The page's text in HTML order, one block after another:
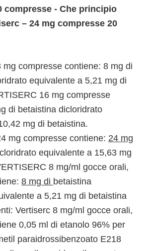
compresse - Che principio
– 24 mg compresse 20
mg compresse contiene: 8 mg di
equivalente a 5,21 mg di
16 mg compresse
di betaistina dicloridrato
mg di betaistina.
mg compresse contiene: 24 mg
equivalente a 15,63 mg
8 mg/ml gocce orali,
8 mg di betaistina
a 5,21 mg di betaistina
Vertiserc 8 mg/ml gocce orali,
0,05 ml di etanolo 96% per
paraidrossibenzoato E218